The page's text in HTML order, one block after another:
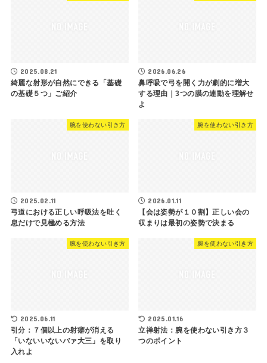
2025.08.21
綺麗な射形が自然にできる「基礎
の基礎５つ」ご紹介
2026.06.26
鼻呼吸で弓を開く力が劇的に増大
する理由｜3つの膜の連動を理解せ
よ
腕を使わない引き方
2025.02.11
弓道における正しい呼吸法を吐く
息だけで見極める方法
腕を使わない引き方
2026.01.11
【会は姿勢が１０割】正しい会の
収まりは最初の姿勢で決まる
腕を使わない引き方
2025.06.11
引分：７個以上の射癖が消える
「いないいないバァ大三」を取り
入れよ
腕を使わない引き方
2025.01.16
立禅射法：腕を使わない引き方３
つのポイント